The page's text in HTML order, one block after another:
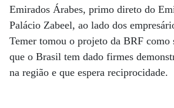
Emirados Árabes, primo direto do
Palácio Zabeel, ao lado dos
Temer tomou o projeto da BRF como
que o Brasil tem dado firmes
na região e que espera reciprocidade.